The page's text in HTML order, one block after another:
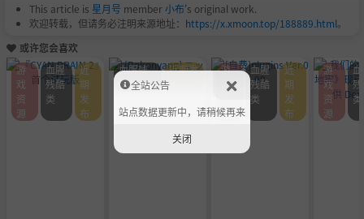
This article is 星月号 member小布's original work.
欢迎转载，但请务必注明来源地址： https://x.xmoon.top/188889.html。
或许您会喜欢
游
戏
资
源
血腥
残酷
类
近
期
发
布
血腥残
酷类
近期发
布
游
戏
源
血腥
残酷
类
近
期
发
布
游
戏
资
源
类
全站公告
站点数据更新中，请稍候再来
关闭